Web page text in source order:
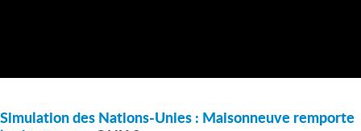
Simulation des Nations-Unies : Maisonneuve remporte